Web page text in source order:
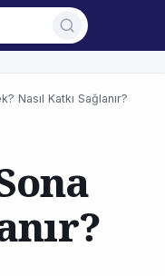
Nasıl Katkı Sağlanır?